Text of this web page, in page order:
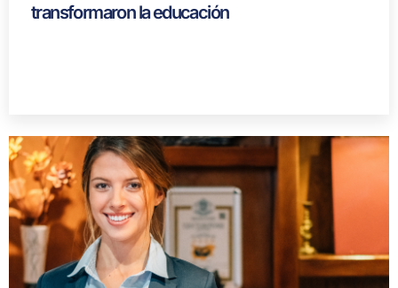
transformaron la educación